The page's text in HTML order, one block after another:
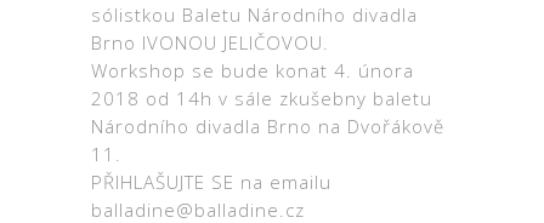
sólistkou Baletu Národního divadla
Brno IVONOU JELIČOVOU.
Workshop se bude konat 4. února
2018 od 14h v sále zkušebny baletu
Národního divadla Brno na Dvořákově
11.
PŘIHLAŠUJTE SE na emailu
balladine@balladine.cz